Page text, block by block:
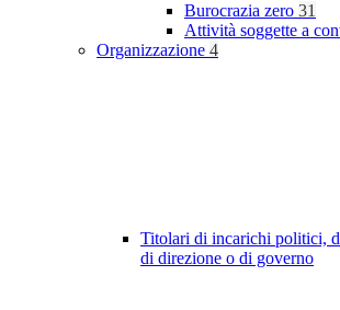
Burocrazia zero 31
Attività soggette a
Organizzazione 4
Titolari di incarichi politici,
di direzione o di governo